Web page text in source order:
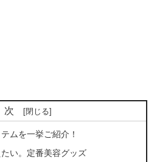
次
ムを一挙ご紹介！
い。定番美容グッズ